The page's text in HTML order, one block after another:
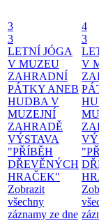
3
3
LETNÍ JÓGA
V MUZEU
ZAHRADNÍ
PÁTKY ANEB
HUDBA V
MUZEJNÍ
ZAHRADĚ
VÝSTAVA
"PŘÍBĚH
DŘEVĚNÝCH
HRAČEK"
Zobrazit
všechny
záznamy ze dne
4
3
V